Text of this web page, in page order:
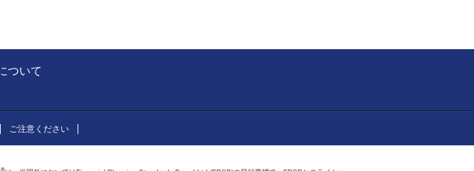
ついて
ご注意ください
®